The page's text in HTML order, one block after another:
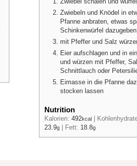
Zwiebel schälen und
Zwiebeln und Knödel in
Pfanne anbraten, etwas
Schinkenwürfel dazugeben
mit Pfeffer und Salz
Eier aufschlagen und in
und würzen mit Pfeffer,
Schnittlauch oder
Eimasse in die Pfanne
stocken lassen
Nutrition
Kalorien: 492kcal|
23.9g| Fett: 18.8g